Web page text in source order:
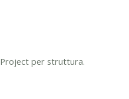
Project per struttura.